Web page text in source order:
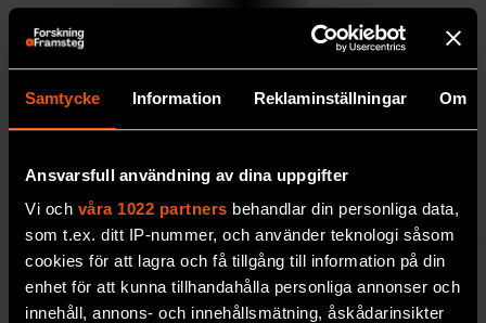
Samtycke Information Reklaminställningar Om
Ansvarsfull användning av dina uppgifter
Vi och våra 1022 partners behandlar din personliga data,
som t.ex. ditt IP-nummer, och använder teknologi såsom
cookies för att lagra och få tillgång till information på din
enhet för att kunna tillhandahålla personliga annonser och
innehåll, annons- och innehållsmätning, åskådarinsikter